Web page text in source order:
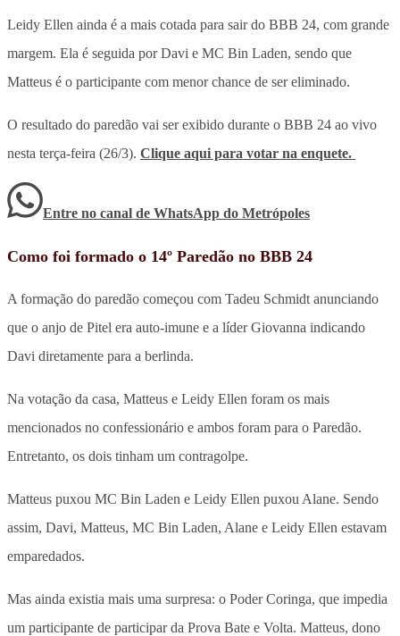
Leidy Ellen ainda é a mais cotada para sair do BBB 24, com grande
margem. Ela é seguida por Davi e MC Bin Laden, sendo que
Matteus é o participante com menor chance de ser eliminado.
O resultado do paredão vai ser exibido durante o BBB 24 ao vivo
nesta terça-feira (26/3). Clique aqui para votar na enquete.
Entre no canal de WhatsApp do Metrópoles
Como foi formado o 14º Paredão no BBB 24
A formação do paredão começou com Tadeu Schmidt anunciando
que o anjo de Pitel era auto-imune e a líder Giovanna indicando
Davi diretamente para a berlinda.
Na votação da casa, Matteus e Leidy Ellen foram os mais
mencionados no confessionário e ambos foram para o Paredão.
Entretanto, os dois tinham um contragolpe.
Matteus puxou MC Bin Laden e Leidy Ellen puxou Alane. Sendo
assim, Davi, Matteus, MC Bin Laden, Alane e Leidy Ellen estavam
emparedados.
Mas ainda existia mais uma surpresa: o Poder Coringa, que impedia
um participante de participar da Prova Bate e Volta. Matteus, dono